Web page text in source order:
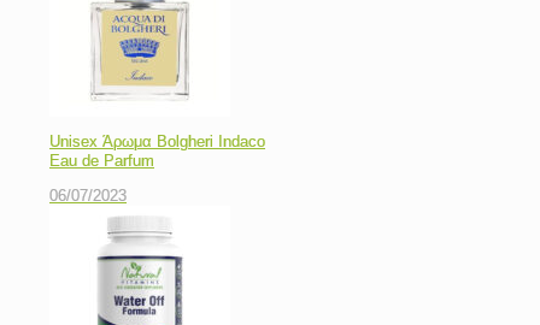
Unisex Άρωμα Bolgheri Indaco
Eau de Parfum
06/07/2023